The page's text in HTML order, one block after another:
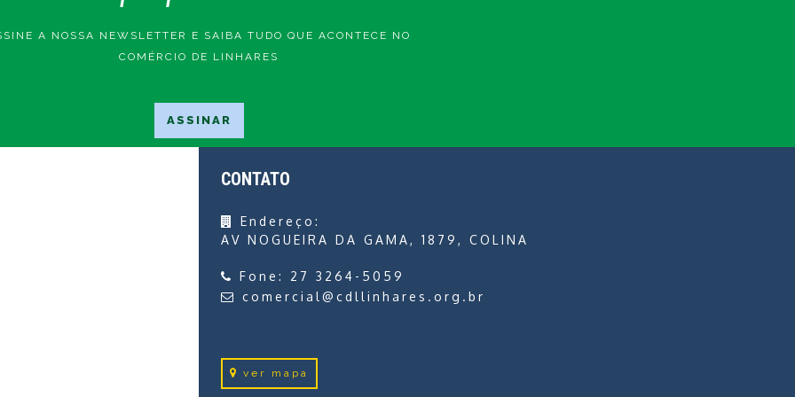
A NOSSA NEWSLETTER E SAIBA TUDO QUE ACONTECE NO
COMÉRCIO DE LINHARES
CONTATO
Endereço:
AV NOGUEIRA DA GAMA, 1879, COLINA
Fone: 27 3264-5059
comercial@cdllinhares.org.br
ver mapa